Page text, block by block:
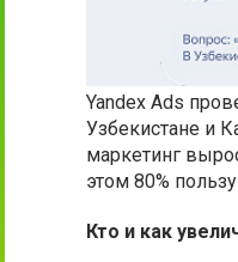
Yandex Ads
Узбекистане и
маркетинг
этом 80%
Кто и как